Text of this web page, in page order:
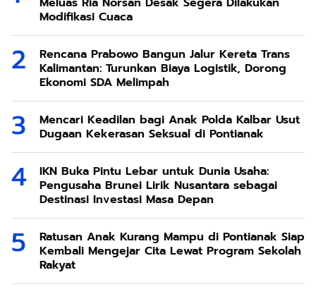
Modifikasi Cuaca
Rencana Prabowo Bangun Jalur Kereta Trans
Kalimantan: Turunkan Biaya Logistik, Dorong
Ekonomi SDA Melimpah
Mencari Keadilan bagi Anak Polda Kalbar Usut
Dugaan Kekerasan Seksual di Pontianak
IKN Buka Pintu Lebar untuk Dunia Usaha:
Pengusaha Brunei Lirik Nusantara sebagai
Destinasi Investasi Masa Depan
Ratusan Anak Kurang Mampu di Pontianak Siap
Kembali Mengejar Cita Lewat Program Sekolah
Rakyat